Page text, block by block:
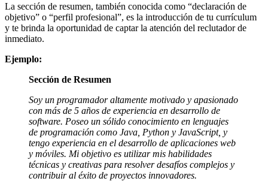
La sección de resumen, también conocida como “declaración de
objetivo” o “perfil profesional”, es la introducción de tu currículum
y te brinda la oportunidad de captar la atención del reclutador de
inmediato.
Ejemplo:
Sección de Resumen
Soy un programador altamente motivado y apasionado
con más de 5 años de experiencia en desarrollo de
software. Poseo un sólido conocimiento en lenguajes
de programación como Java, Python y JavaScript, y
tengo experiencia en el desarrollo de aplicaciones web
y móviles. Mi objetivo es utilizar mis habilidades
técnicas y creativas para resolver desafíos complejos y
contribuir al éxito de proyectos innovadores.